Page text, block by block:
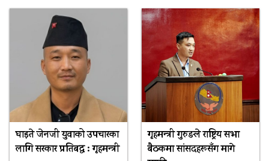
घाइते जेनजी युवाको उपचारका
लागि सरकार प्रतिबद्ध : गृहमन्त्री
गृहमन्त्री गुरुङले राष्ट्रिय सभा
बैठकमा सांसदहरूसँग मागे